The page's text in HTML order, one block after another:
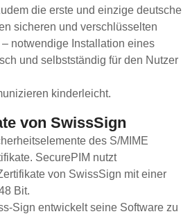
die erste und einzige deutsche
sicheren und verschlüsselten
notwendige Installation eines
und selbstständig für den Nutzer
kinderleicht.
von SwissSign
des S/MIME
SecurePIM nutzt
von SwissSign mit einer
Bit.
Sign entwickelt seine Software zu